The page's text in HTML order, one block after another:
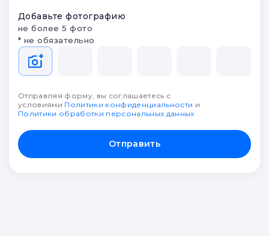
Добавьте фотографию
не более 5 фото
* не обязательно
Отправляя форму, вы соглашаетесь с
условиями Политики конфиденциальности и
Политики обработки персональных данных
Отправить